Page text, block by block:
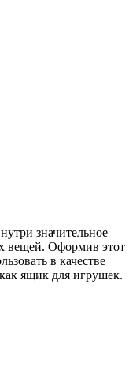
значительное
вещей. Оформив этот
в качестве
ящик для игрушек.